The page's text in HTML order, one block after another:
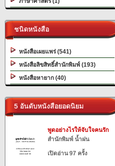
ชนิดหนังสือ
หนังสือเผยแพร่ (541)
หนังสือลิขสิทธิ์สำนักพิมพ์ (193)
หนังสือหายาก (40)
5 อันดับหนังสือยอดนิยม
พูดอย่างไรให้จับใจคนรัก
สำนักพิมพ์ น้ำฝน
เปิดอ่าน 97 ครั้ง